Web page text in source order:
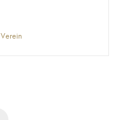
Verein